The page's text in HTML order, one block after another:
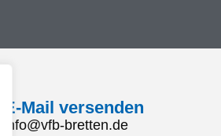
E-Mail versenden
info@vfb-bretten.de